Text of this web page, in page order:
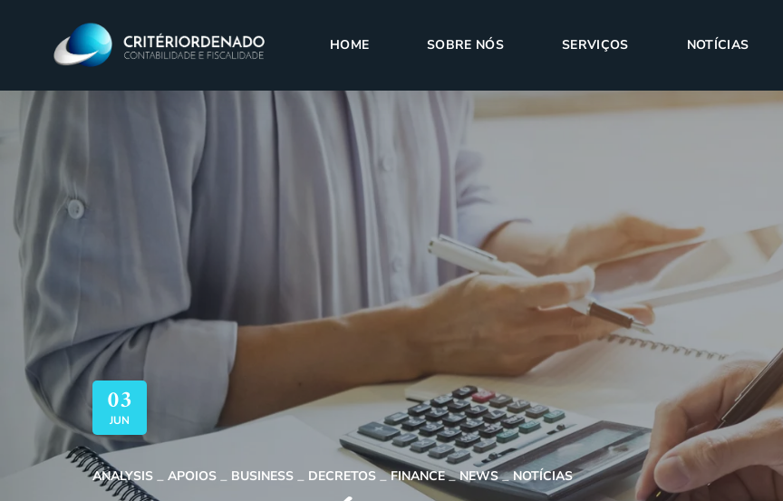
HOME SOBRE NÓS SERVIÇOS NOTÍCIAS
03
JUN
ANALYSIS APOIOS BUSINESS DECRETOS FINANCE NEWS NOTÍCIAS